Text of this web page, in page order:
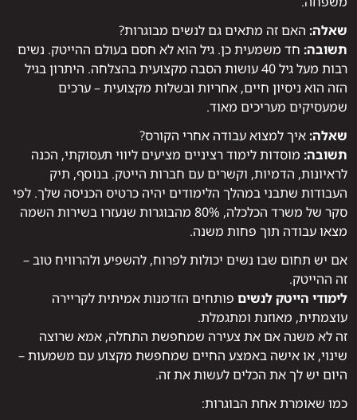
שאלה: האם זה מתאים גם לנשים מבוגרות?
תשובה: חד משמעית כן. גיל הוא לא חסם בעולם ההייטק. נשים
רבות מעל גיל 40 עושות הסבה מקצועית בהצלחה. היתרון בגיל
הזה הוא ניסיון חיים, אחריות ובשלות מקצועית – ערכים
שמעסיקים מעריכים מאוד.
שאלה:איך למצוא עבודה אחרי הקורס?
תשובה: מוסדות לימוד רציניים מציעים ליווי תעסוקתי, הכנה
לראיונות, הדמיות, וקשרים עם חברות הייטק. בנוסף, תיק
העבודות שתבני במהלך הלימודים יהיה כרטיס הכניסה שלך. לפי
סקר של משרד הכלכלה, 80% מהבוגרות שנעזרו בשירות השמה
מצאו עבודה תוך פחות משנה.
אם יש תחום שבו נשים יכולות לפרוח, להשפיע ולהרוויח טוב –
זה ההייטק.
לימודי הייטק לנשים פותחים הזדמנות אמיתית לקריירה
עוצמתית, מאוזנת ומתגמלת.
זה לא משנה אם את צעירה שמחפשת התחלה, אמא שרוצה
שינוי, או אישה באמצע החיים שמחפשת מקצוע עם משמעות –
היום יש לך את הכלים לעשות את זה.
כמו שאומרת אחת הבוגרות: